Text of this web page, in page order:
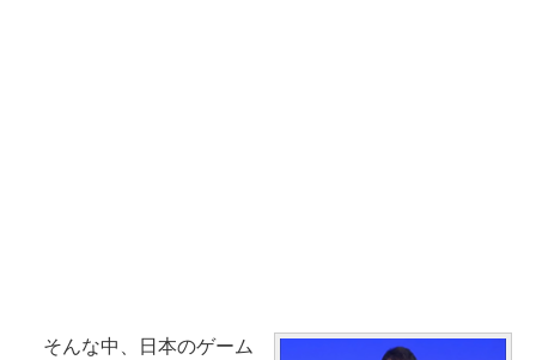
そんな中、日本のゲーム